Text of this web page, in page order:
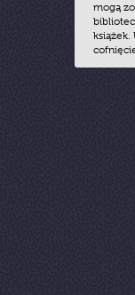
mogą
książek.